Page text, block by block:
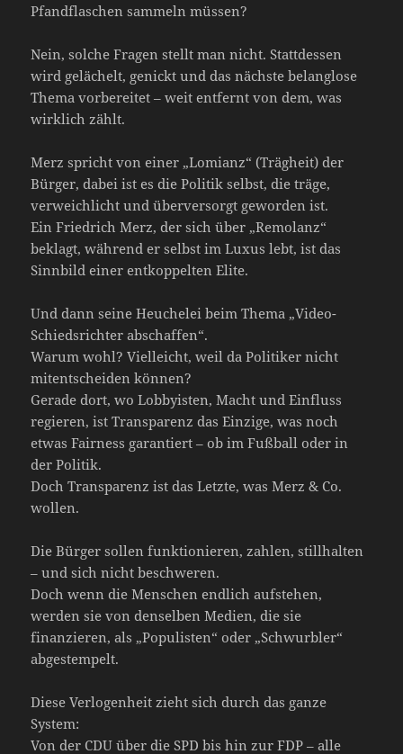
Pfandflaschen sammeln müssen?
Nein, solche Fragen stellt man nicht. Stattdessen
wird gelächelt, genickt und das nächste belanglose
Thema vorbereitet – weit entfernt von dem, was
wirklich zählt.
Merz spricht von einer „Lomianz“ (Trägheit) der
Bürger, dabei ist es die Politik selbst, die träge,
verweichlicht und überversorgt geworden ist.
Ein Friedrich Merz, der sich über „Remolanz“
beklagt, während er selbst im Luxus lebt, ist das
Sinnbild einer entkoppelten Elite.
Und dann seine Heuchelei beim Thema „Video-
Schiedsrichter abschaffen“.
Warum wohl? Vielleicht, weil da Politiker nicht
mitentscheiden können?
Gerade dort, wo Lobbyisten, Macht und Einfluss
regieren, ist Transparenz das Einzige, was noch
etwas Fairness garantiert – ob im Fußball oder in
der Politik.
Doch Transparenz ist das Letzte, was Merz & Co.
wollen.
Die Bürger sollen funktionieren, zahlen, stillhalten
– und sich nicht beschweren.
Doch wenn die Menschen endlich aufstehen,
werden sie von denselben Medien, die sie
finanzieren, als „Populisten“ oder „Schwurbler“
abgestempelt.
Diese Verlogenheit zieht sich durch das ganze
System:
Von der CDU über die SPD bis hin zur FDP – alle